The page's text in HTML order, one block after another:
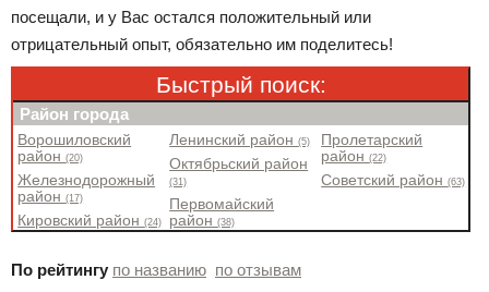
посещали, и у Вас остался положительный или
отрицательный опыт, обязательно им поделитесь!
Быстрый поиск:
Район города
Ворошиловский
район(20)
Железнодорожный
район(17)
Кировский район(24)
Ленинский район(5)
Октябрьский район
(31)
Первомайский
район(38)
Пролетарский
район(22)
Советский район(63)
По рейтингу по названию по отзывам